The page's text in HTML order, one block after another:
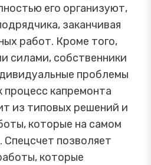
его организуют,
заканчивая
работ. Кроме того,
силами, собственники
проблемы
процесс капремонта
из типовых решений и
которые на самом
позволяет
которые